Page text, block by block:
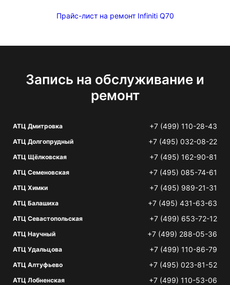
Прайс-лист на ремонт Infiniti Q70
Запись на обслуживание и
ремонт
АТЦ Дмитровка +7 (499) 110-28-43
АТЦ Долгопрудный +7 (495) 032-08-22
АТЦ Щёлковская +7 (495) 162-90-81
АТЦ Семеновская +7 (495) 085-74-61
АТЦ Химки +7 (495) 989-21-31
АТЦ Балашиха +7 (495) 431-63-63
АТЦ Севастопольская +7 (499) 653-72-12
АТЦ Научный +7 (499) 288-05-36
АТЦ Удальцова +7 (499) 110-86-79
АТЦ Алтуфьево +7 (495) 023-81-52
АТЦ Лобненская +7 (499) 110-53-06